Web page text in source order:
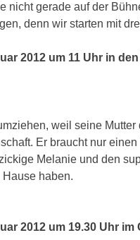
nicht gerade auf der
denn wir starten mit
2012 um 11 Uhr in
weil seine
Er braucht nur
Melanie und den
haben.
2012 um 19.30 Uhr im